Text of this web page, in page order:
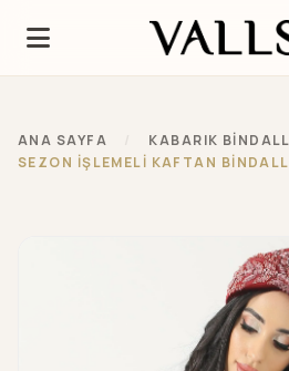
ANA SAYFA KABARIK
SEZON İŞLEMELİ KAFTAN